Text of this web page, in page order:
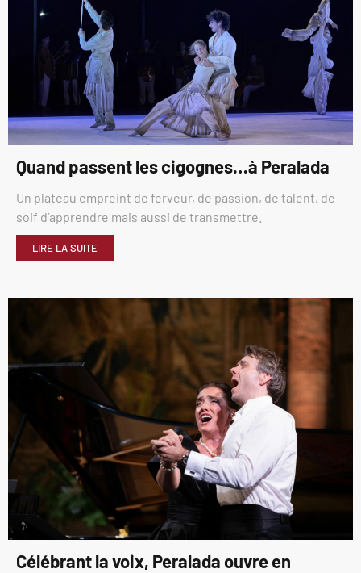
Quand passent les cigognes…à Peralada
Un plateau empreint de ferveur, de passion, de talent, de
soif d’apprendre mais aussi de transmettre.
LIRE LA SUITE
Célébrant la voix, Peralada ouvre en